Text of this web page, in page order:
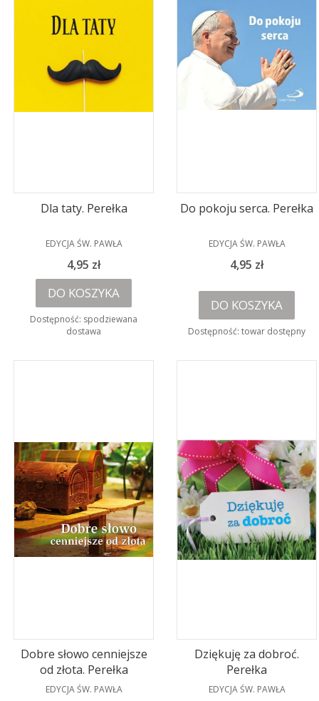
Dla taty. Perełka
PRODUCENT
EDYCJA ŚW. PAWŁA
Cena
4,95 zł
DO KOSZYKA
Dostępność: spodziewana
dostawa
Do pokoju serca. Perełka
PRODUCENT
EDYCJA ŚW. PAWŁA
Cena
4,95 zł
DO KOSZYKA
Dostępność: towar dostępny
Dobre słowo cenniejsze
od złota. Perełka
PRODUCENT
EDYCJA ŚW. PAWŁA
Dziękuję za dobroć.
Perełka
PRODUCENT
EDYCJA ŚW. PAWŁA